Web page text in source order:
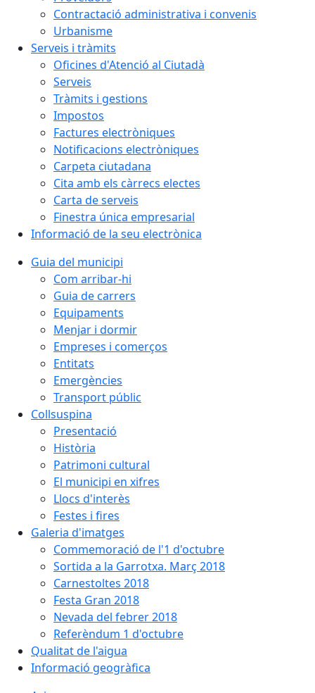
Contractació administrativa i convenis
Urbanisme
Serveis i tràmits
Oficines d'Atenció al Ciutadà
Serveis
Tràmits i gestions
Impostos
Factures electròniques
Notificacions electròniques
Carpeta ciutadana
Cita amb els càrrecs electes
Carta de serveis
Finestra única empresarial
Informació de la seu electrònica
Guia del municipi
Com arribar-hi
Guia de carrers
Equipaments
Menjar i dormir
Empreses i comerços
Entitats
Emergències
Transport públic
Collsuspina
Presentació
Història
Patrimoni cultural
El municipi en xifres
Llocs d'interès
Festes i fires
Galeria d'imatges
Commemoració de l'1 d'octubre
Sortida a la Garrotxa. Març 2018
Carnestoltes 2018
Festa Gran 2018
Nevada del febrer 2018
Referèndum 1 d'octubre
Qualitat de l'aigua
Informació geogràfica